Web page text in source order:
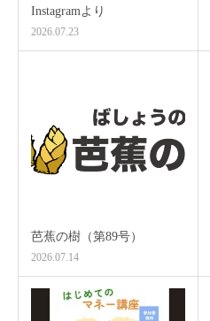
Instagramより
2026.07.23
芭蕉の樹（第89号）
2026.07.14